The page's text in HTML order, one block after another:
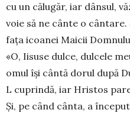
cu un călugăr, iar dânsul,
voie să ne cânte o
fața icoa­nei Maicii
«O, Iisuse dulce, dul­cele
omul își cântă dorul după
L cuprindă, iar Hris­tos
Și, pe când cânta, a